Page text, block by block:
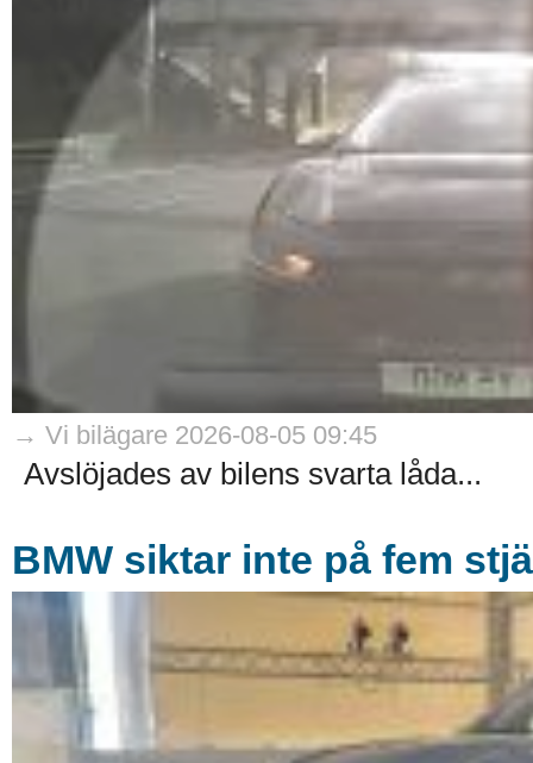
→ Vi bilägare 2026-08-05 09:45
Avslöjades av bilens svarta låda...
BMW siktar inte på fem